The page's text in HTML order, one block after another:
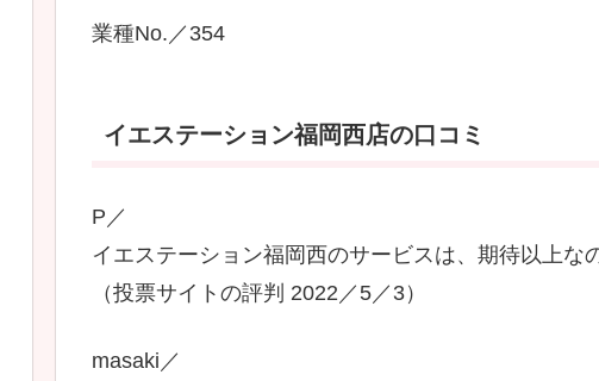
業種No.／354
イエステーション福岡西店の口コミ
P／
イエステーション福岡西のサービスは、期待以上な
（投票サイトの評判 2022／5／3）
masaki／